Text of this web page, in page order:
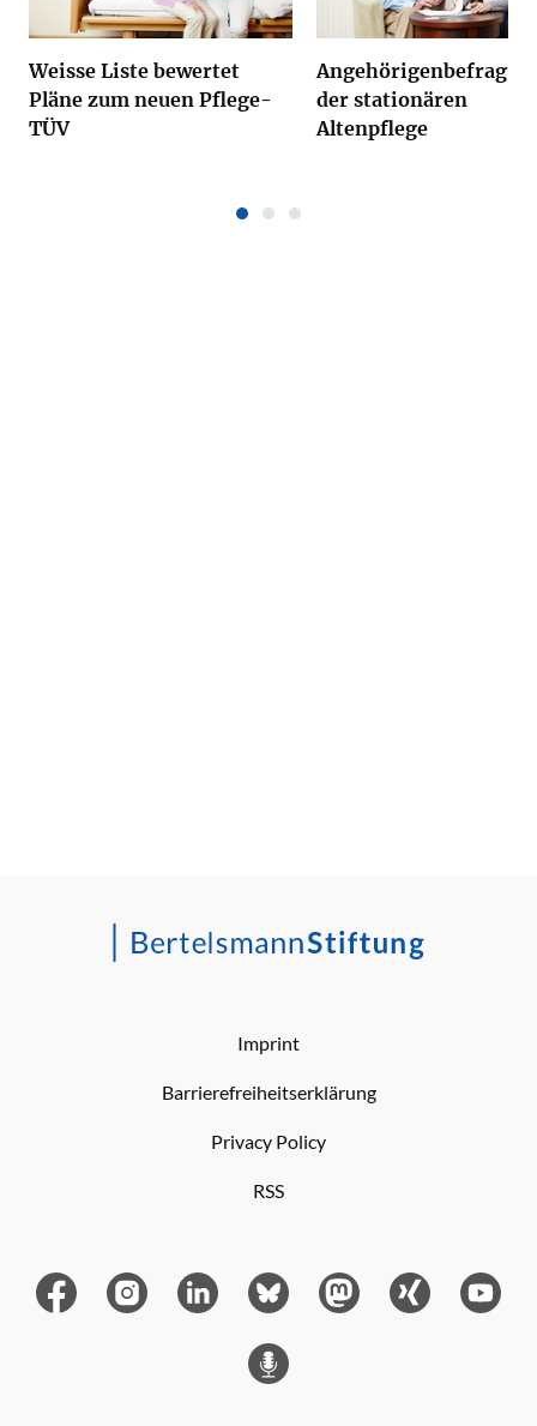
Weisse Liste bewertet
Pläne zum neuen Pflege-
TÜV
der stationären
Altenpflege
Imprint
Barrierefreiheitserklärung
Privacy Policy
RSS